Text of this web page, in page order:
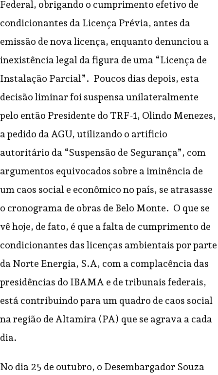
Federal, obrigando o cumprimento efetivo de
condicionantes da Licença Prévia, antes da
emissão de nova licença, enquanto denunciou a
inexistência legal da figura de uma “Licença de
Instalação Parcial”. Poucos dias depois, esta
decisão liminar foi suspensa unilateralmente
pelo então Presidente do TRF-1, Olindo Menezes,
a pedido da AGU, utilizando o artificio
autoritário da “Suspensão de Segurança”, com
argumentos equivocados sobre a iminência de
um caos social e econômico no país, se atrasasse
o cronograma de obras de Belo Monte. O que se
vê hoje, de fato, é que a falta de cumprimento de
condicionantes das licenças ambientais por parte
da Norte Energia, S.A, com a complacência das
presidências do IBAMA e de tribunais federais,
está contribuindo para um quadro de caos social
na região de Altamira (PA) que se agrava a cada
dia.
No dia 25 de outubro, o Desembargador Souza